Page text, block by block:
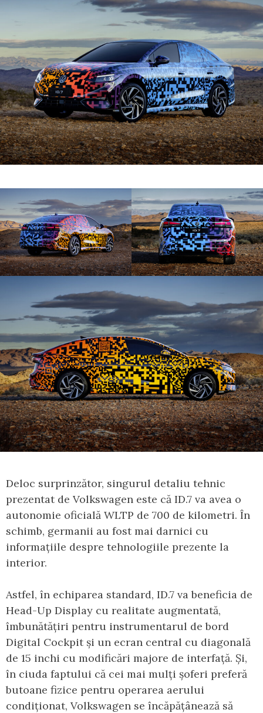
Deloc surprinzător, singurul detaliu tehnic
prezentat de Volkswagen este că ID.7 va avea o
autonomie oficială WLTP de 700 de kilometri. În
schimb, germanii au fost mai darnici cu
informațiile despre tehnologiile prezente la
interior.
Astfel, în echiparea standard, ID.7 va beneficia de
Head-Up Display cu realitate augmentată,
îmbunătățiri pentru instrumentarul de bord
Digital Cockpit și un ecran central cu diagonală
de 15 inchi cu modificări majore de interfață. Și,
în ciuda faptului că cei mai mulți șoferi preferă
butoane fizice pentru operarea aerului
condiționat, Volkswagen se încăpățânează să